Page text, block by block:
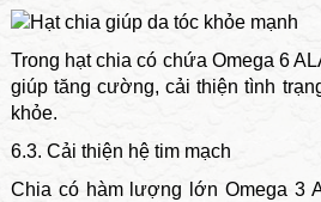
Trong hạt chia có chứa Omega 6
giúp tăng cường, cải thiện tình
khỏe.
6.3. Cải thiện hệ tim mạch
Chia có hàm lượng lớn Omega 3